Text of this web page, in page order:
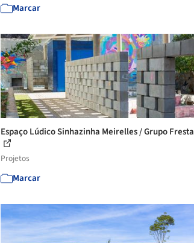
Marcar
Espaço Lúdico Sinhazinha Meirelles / Grupo Fresta
Projetos
Marcar